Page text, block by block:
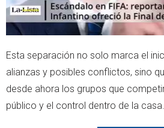
Esta separación no solo marca el
alianzas y posibles conflictos, sino
desde ahora los grupos que
público y el control dentro de la casa.